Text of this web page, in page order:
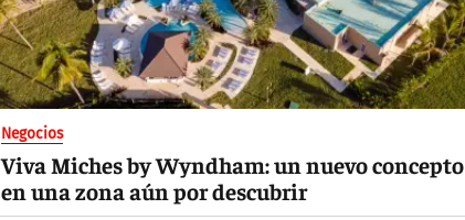
Negocios
Viva Miches by Wyndham: un nuevo concepto
en una zona aún por descubrir